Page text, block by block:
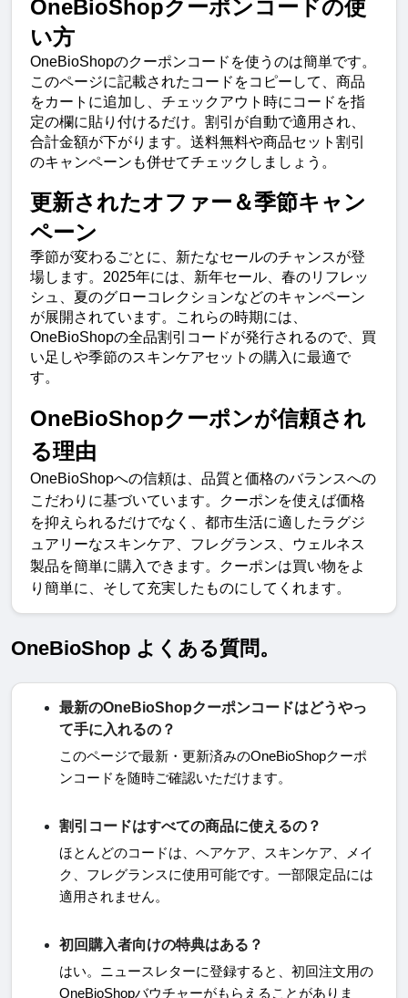
OneBioShopクーポンコードの使
い方
OneBioShopのクーポンコードを使うのは簡単です。
このページに記載されたコードをコピーして、商品
をカートに追加し、チェックアウト時にコードを指
定の欄に貼り付けるだけ。割引が自動で適用され、
合計金額が下がります。送料無料や商品セット割引
のキャンペーンも併せてチェックしましょう。
更新されたオファー＆季節キャン
ペーン
季節が変わるごとに、新たなセールのチャンスが登
場します。2025年には、新年セール、春のリフレッ
シュ、夏のグローコレクションなどのキャンペーン
が展開されています。これらの時期には、
OneBioShopの全品割引コードが発行されるので、買
い足しや季節のスキンケアセットの購入に最適で
す。
OneBioShopクーポンが信頼され
る理由
OneBioShopへの信頼は、品質と価格のバランスへの
こだわりに基づいています。クーポンを使えば価格
を抑えられるだけでなく、都市生活に適したラグジ
ュアリーなスキンケア、フレグランス、ウェルネス
製品を簡単に購入できます。クーポンは買い物をよ
り簡単に、そして充実したものにしてくれます。
OneBioShop よくある質問。
最新のOneBioShopクーポンコードはどうやっ
て手に入れるの？
このページで最新・更新済みのOneBioShopクーポ
ンコードを随時ご確認いただけます。
割引コードはすべての商品に使えるの？
ほとんどのコードは、ヘアケア、スキンケア、メイ
ク、フレグランスに使用可能です。一部限定品には
適用されません。
初回購入者向けの特典はある？
はい。ニュースレターに登録すると、初回注文用の
OneBioShopバウチャーがもらえることがありま